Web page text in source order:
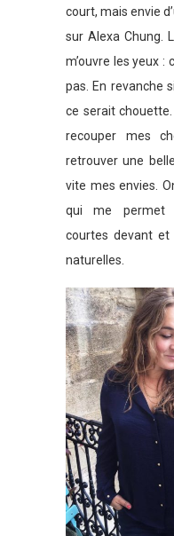
court, mais envie
sur Alexa Chung.
m’ouvre les yeux :
pas. En revanche
ce serait
recouper mes
retrouver une
vite mes envies.
qui me permet
courtes devant et
naturelles.